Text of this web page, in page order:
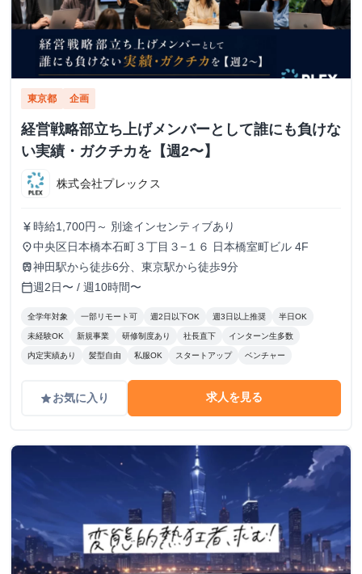
東京都 企画
経営戦略部立ち上げメンバーとして誰にも負けな
い実績・ガクチカを【週2〜】
株式会社プレックス
currency_yen 時給1,700円～ 別途インセンティブあり
place中央区日本橋本石町３丁目３−１６ 日本橋室町ビル 4F
train神田駅から徒歩6分、東京駅から徒歩9分
calendar_today週2日〜 / 週10時間〜
全学年対象 一部リモート可 週2日以下OK 週3日以上推奨 半日OK
未経験OK 新規事業 研修制度あり 社長直下 インターン生多数
内定実績あり 髪型自由 私服OK スタートアップ ベンチャー
gradeお気に入り 求人を見る